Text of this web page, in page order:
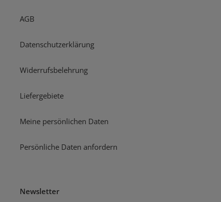
AGB
Datenschutzerklärung
Widerrufsbelehrung
Liefergebiete
Meine persönlichen Daten
Persönliche Daten anfordern
Newsletter